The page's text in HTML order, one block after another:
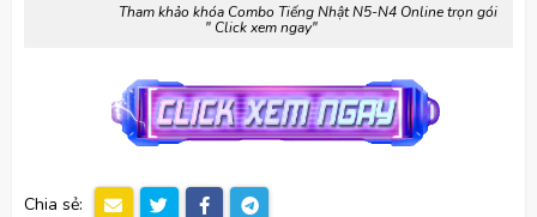
Tham khảo khóa Combo Tiếng Nhật N5-N4 Online trọn gói
" Click xem ngay"
Chia sẻ: